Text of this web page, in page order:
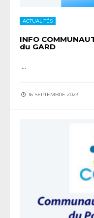
ACTUALITÉS
INFO
du GARD
...
16 SEPTEMBRE 2023